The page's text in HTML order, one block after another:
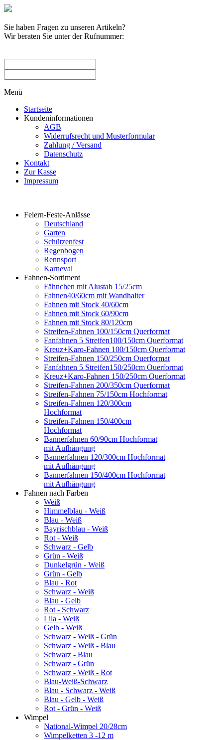
Sie haben Fragen zu unseren Artikeln?
Wir beraten Sie unter der Rufnummer:
Menü
Startseite
Kundeninformationen
AGB
Widerrufsrecht und Musterformular
Zahlung / Versand
Datenschutz
Kontakt
Zur Kasse
Impressum
Feiern-Feste-Anlässe
Deutschland
Garten
Schützenfest
Regenbogen
Rennsport
Karneval
Fahnen-Sortiment
Fähnchen mit Alustab 15/25cm
Fahnen40/60cm mit Wandhalter
Fahnen mit Stock 40/60cm
Fahnen mit Stock 60/90cm
Fahnen mit Stock 80/120cm
Streifen-Fahnen 100/150cm Querformat
Fanfahnen 5 Streifen100/150cm Querformat
Kreuz+Karo-Fahnen 100/150cm Querformat
Streifen-Fahnen 150/250cm Ouerformat
Fanfahnen 5 Streifen150/250cm Ouerformat
Kreuz+Karo-Fahnen 150/250cm Querformat
Streifen-Fahnen 200/350cm Querformat
Streifen-Fahnen 75/150cm Hochformat
Streifen-Fahnen 120/300cm
Hochformat
Streifen-Fahnen 150/400cm
Hochformat
Bannerfahnen 60/90cm Hochformat
mit Aufhängung
Bannerfahnen 120/300cm Hochformat
mit Aufhängung
Bannerfahnen 150/400cm Hochformat
mit Aufhängung
Fahnen nach Farben
Weiß
Himmelblau - Weiß
Blau - Weiß
Bayrischblau - Weiß
Rot - Weiß
Schwarz - Gelb
Grün - Weiß
Dunkelgrün - Weiß
Grün - Gelb
Blau - Rot
Schwarz - Weiß
Blau - Gelb
Rot - Schwarz
Lila - Weiß
Gelb - Weiß
Schwarz - Weiß - Grün
Schwarz - Weiß - Blau
Schwarz - Blau
Schwarz - Grün
Schwarz - Weiß - Rot
Blau-Weiß-Schwarz
Blau - Schwarz - Weiß
Blau - Gelb - Weiß
Rot - Grün - Weiß
Wimpel
National-Wimpel 20/28cm
Wimpelketten 3 -12 m